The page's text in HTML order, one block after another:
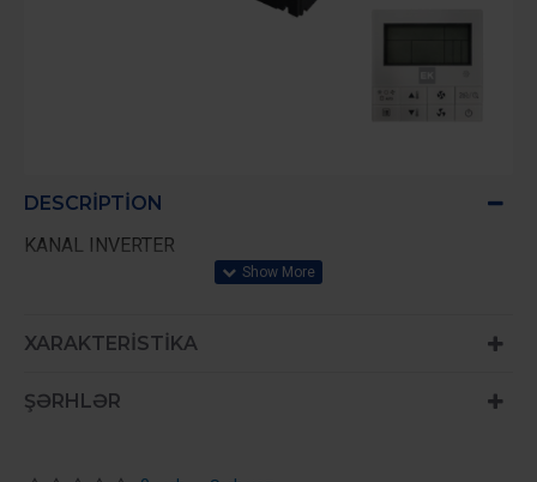
DESCRIPTION
KANAL INVERTER
XARAKTERISTIKA
ŞƏRHLƏR